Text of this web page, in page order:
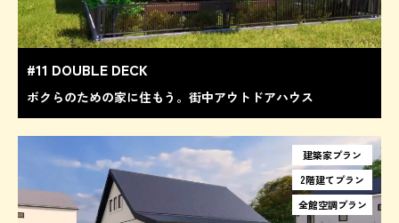
#11 DOUBLE DECK
ボクらのための家に住もう。街中アウトドアハウス
建築家プラン
2階建てプラン
全館空調プラン